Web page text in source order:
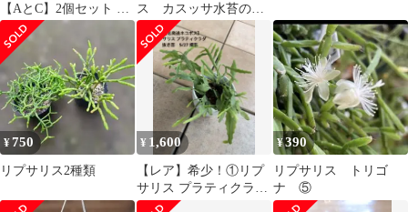
【AとC】2個セット 水
苔ごと発送
ス カスッサ水苔のま
ま発送 ボリュームあ
り！オマケ付き！
¥750
リプサリス2種類
¥ 1,600
【レア】希少！①リプ
サリス プラティクラ
ダ 5/27 撮影
¥390
リプサリス トリゴ
ナ ⑤